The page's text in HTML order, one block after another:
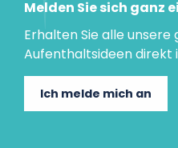
Melden Sie sich ganz
Erhalten Sie alle unsere
Aufenthaltsideen direkt
Ich melde mich an